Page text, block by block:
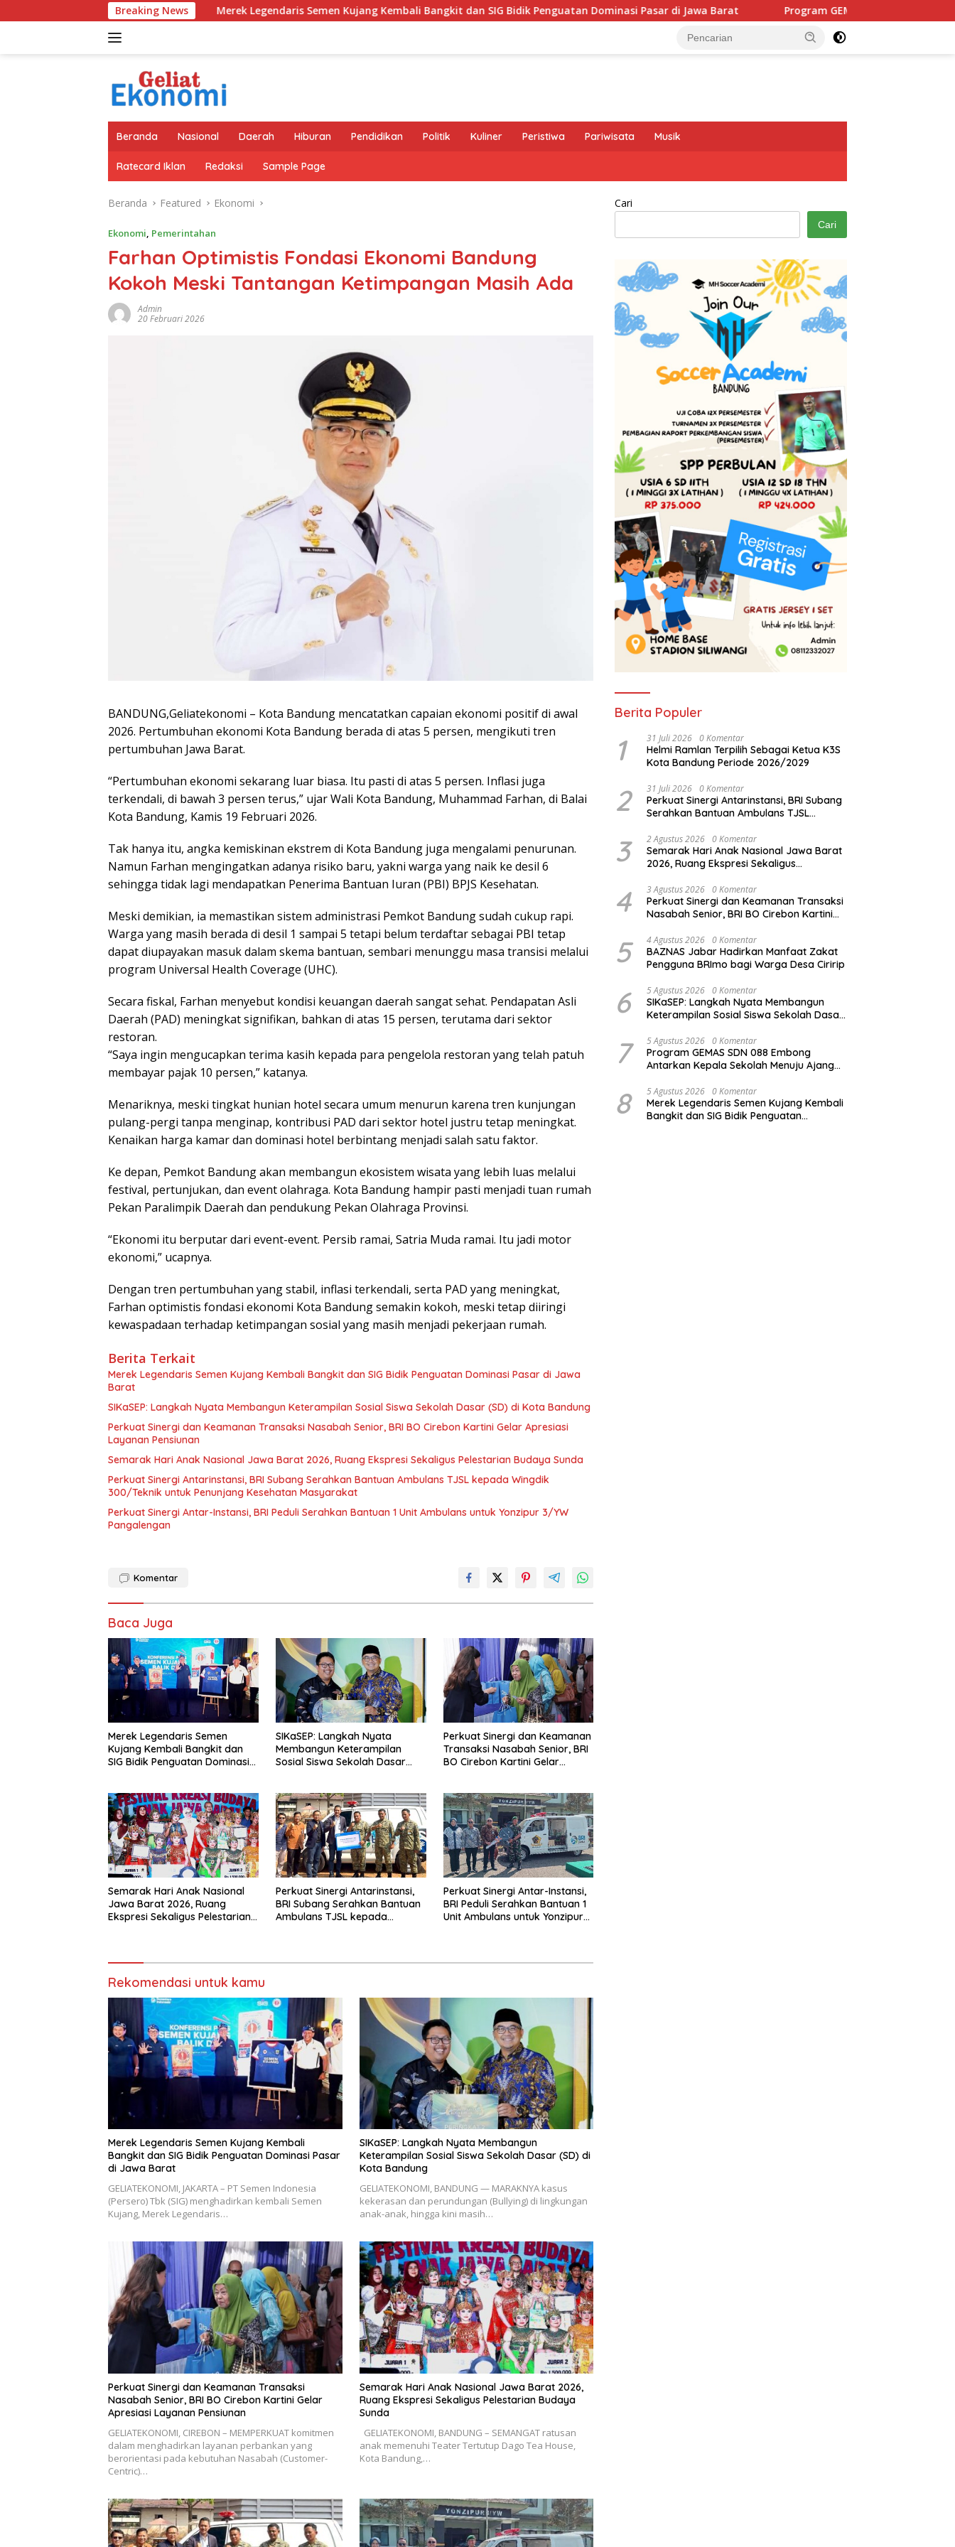
ke
Breaking News
Merek Legendaris Semen Kujang Kembali Bangkit dan SIG Bidik Penguatan Dominasi Pasar di Jawa Barat Program GEMAS SDN 088 Embong Antarkan Kepala
Beranda Nasional Daerah Hiburan Pendidikan Politik Kuliner Peristiwa Pariwisata Musik
Ratecard Iklan Redaksi Sample Page
Beranda Featured Ekonomi
Ekonomi, Pemerintahan
Farhan Optimistis Fondasi Ekonomi Bandung
Kokoh Meski Tantangan Ketimpangan Masih Ada
Admin
20 Februari 2026
BANDUNG,Geliatekonomi – Kota Bandung mencatatkan capaian ekonomi positif di awal
2026. Pertumbuhan ekonomi Kota Bandung berada di atas 5 persen, mengikuti tren
pertumbuhan Jawa Barat.
“Pertumbuhan ekonomi sekarang luar biasa. Itu pasti di atas 5 persen. Inflasi juga
terkendali, di bawah 3 persen terus,” ujar Wali Kota Bandung, Muhammad Farhan, di Balai
Kota Bandung, Kamis 19 Februari 2026.
Tak hanya itu, angka kemiskinan ekstrem di Kota Bandung juga mengalami penurunan.
Namun Farhan mengingatkan adanya risiko baru, yakni warga yang naik ke desil 6
sehingga tidak lagi mendapatkan Penerima Bantuan Iuran (PBI) BPJS Kesehatan.
Meski demikian, ia memastikan sistem administrasi Pemkot Bandung sudah cukup rapi.
Warga yang masih berada di desil 1 sampai 5 tetapi belum terdaftar sebagai PBI tetap
dapat diupayakan masuk dalam skema bantuan, sembari menunggu masa transisi melalui
program Universal Health Coverage (UHC).
Secara fiskal, Farhan menyebut kondisi keuangan daerah sangat sehat. Pendapatan Asli
Daerah (PAD) meningkat signifikan, bahkan di atas 15 persen, terutama dari sektor
restoran.
“Saya ingin mengucapkan terima kasih kepada para pengelola restoran yang telah patuh
membayar pajak 10 persen,” katanya.
Menariknya, meski tingkat hunian hotel secara umum menurun karena tren kunjungan
pulang-pergi tanpa menginap, kontribusi PAD dari sektor hotel justru tetap meningkat.
Kenaikan harga kamar dan dominasi hotel berbintang menjadi salah satu faktor.
Ke depan, Pemkot Bandung akan membangun ekosistem wisata yang lebih luas melalui
festival, pertunjukan, dan event olahraga. Kota Bandung hampir pasti menjadi tuan rumah
Pekan Paralimpik Daerah dan pendukung Pekan Olahraga Provinsi.
“Ekonomi itu berputar dari event-event. Persib ramai, Satria Muda ramai. Itu jadi motor
ekonomi,” ucapnya.
Dengan tren pertumbuhan yang stabil, inflasi terkendali, serta PAD yang meningkat,
Farhan optimistis fondasi ekonomi Kota Bandung semakin kokoh, meski tetap diiringi
kewaspadaan terhadap ketimpangan sosial yang masih menjadi pekerjaan rumah.
Berita Terkait
Merek Legendaris Semen Kujang Kembali Bangkit dan SIG Bidik Penguatan Dominasi Pasar di Jawa
Barat
SIKaSEP: Langkah Nyata Membangun Keterampilan Sosial Siswa Sekolah Dasar (SD) di Kota Bandung
Perkuat Sinergi dan Keamanan Transaksi Nasabah Senior, BRI BO Cirebon Kartini Gelar Apresiasi
Layanan Pensiunan
Semarak Hari Anak Nasional Jawa Barat 2026, Ruang Ekspresi Sekaligus Pelestarian Budaya Sunda
Perkuat Sinergi Antarinstansi, BRI Subang Serahkan Bantuan Ambulans TJSL kepada Wingdik
300/Teknik untuk Penunjang Kesehatan Masyarakat
Perkuat Sinergi Antar-Instansi, BRI Peduli Serahkan Bantuan 1 Unit Ambulans untuk Yonzipur 3/YW
Pangalengan
Komentar
Baca Juga
Merek Legendaris Semen
Kujang Kembali Bangkit dan
SIG Bidik Penguatan Dominasi
SIKaSEP: Langkah Nyata
Membangun Keterampilan
Sosial Siswa Sekolah Dasar
Perkuat Sinergi dan Keamanan
Transaksi Nasabah Senior, BRI
BO Cirebon Kartini Gelar
Semarak Hari Anak Nasional
Jawa Barat 2026, Ruang
Ekspresi Sekaligus Pelestarian
Perkuat Sinergi Antarinstansi,
BRI Subang Serahkan Bantuan
Ambulans TJSL kepada
Perkuat Sinergi Antar-Instansi,
BRI Peduli Serahkan Bantuan 1
Unit Ambulans untuk Yonzipur
Rekomendasi untuk kamu
Merek Legendaris Semen Kujang Kembali
Bangkit dan SIG Bidik Penguatan Dominasi Pasar
di Jawa Barat
GELIATEKONOMI, JAKARTA – PT Semen Indonesia
(Persero) Tbk (SIG) menghadirkan kembali Semen
Kujang, Merek Legendaris…
SIKaSEP: Langkah Nyata Membangun
Keterampilan Sosial Siswa Sekolah Dasar (SD) di
Kota Bandung
GELIATEKONOMI, BANDUNG — MARAKNYA kasus
kekerasan dan perundungan (Bullying) di lingkungan
anak-anak, hingga kini masih…
Perkuat Sinergi dan Keamanan Transaksi
Nasabah Senior, BRI BO Cirebon Kartini Gelar
Apresiasi Layanan Pensiunan
GELIATEKONOMI, ​CIREBON – MEMPERKUAT komitmen
dalam menghadirkan layanan perbankan yang
berorientasi pada kebutuhan Nasabah (Customer-
Centric)…
Semarak Hari Anak Nasional Jawa Barat 2026,
Ruang Ekspresi Sekaligus Pelestarian Budaya
Sunda
GELIATEKONOMI, BANDUNG – SEMANGAT ratusan
anak memenuhi Teater Tertutup Dago Tea House,
Kota Bandung,…
Cari
Cari
Berita Populer
1 31 Juli 2026 0 Komentar
Helmi Ramlan Terpilih Sebagai Ketua K3S
Kota Bandung Periode 2026/2029
2 31 Juli 2026 0 Komentar
Perkuat Sinergi Antarinstansi, BRI Subang
Serahkan Bantuan Ambulans TJSL
Penunjang Kesehatan Masyarakat
3 2 Agustus 2026 0 Komentar
Semarak Hari Anak Nasional Jawa Barat
2026, Ruang Ekspresi Sekaligus
4 3 Agustus 2026 0 Komentar
Perkuat Sinergi dan Keamanan Transaksi
Nasabah Senior, BRI BO Cirebon Kartini
5 4 Agustus 2026 0 Komentar
BAZNAS Jabar Hadirkan Manfaat Zakat
Pengguna BRImo bagi Warga Desa Ciririp
6 5 Agustus 2026 0 Komentar
SIKaSEP: Langkah Nyata Membangun
Keterampilan Sosial Siswa Sekolah Dasar
7 5 Agustus 2026 0 Komentar
Program GEMAS SDN 088 Embong
Antarkan Kepala Sekolah Menuju Ajang
Barat 2026
8 5 Agustus 2026 0 Komentar
Merek Legendaris Semen Kujang Kembali
Bangkit dan SIG Bidik Penguatan